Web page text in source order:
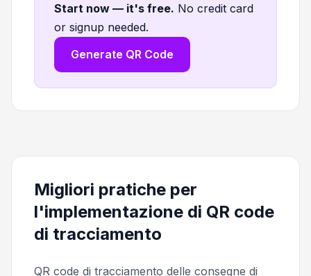
Start now — it's free. No credit card
or signup needed.
Generate QR Code
Migliori pratiche per
l'implementazione di QR code
di tracciamento
QR code di tracciamento delle consegne di